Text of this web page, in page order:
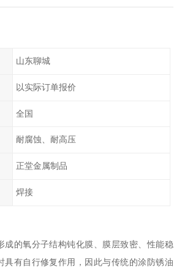
山东聊城
以实际订单报价
全国
耐腐蚀、耐高压
正堂金属制品
焊接
成的氧分子结构钝化膜、膜层致密、性能稳
具有自行修复作用，因此与传统的涂防锈油